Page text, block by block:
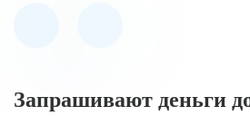
Запрашивают деньги